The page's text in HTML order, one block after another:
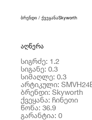
ბრენდი / ქვეყანაSkyworth
აღწერა
სიგრძე: 1.2
სიგანე: 0.3
სიმაღლე: 0.3
არტიკული:
ბრენდი: Skyworth
ქვეყანა: ჩინეთი
წონა: 36.9
გარანტია: 0